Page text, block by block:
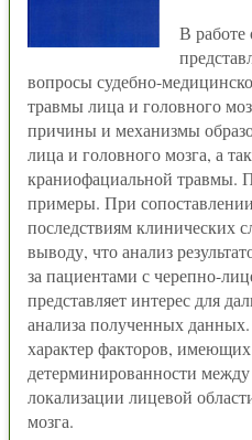
В
вопросы судебно-
травмы лица и головного
причины и механизмы
лица и головного мозга, а
краниофациальной травмы.
примеры. При
последствиям клинических
выводу, что анализ
за пациентами с черепно-
представляет интерес для
анализа полученных
характер факторов,
детерминированности
локализации лицевой
мозга.